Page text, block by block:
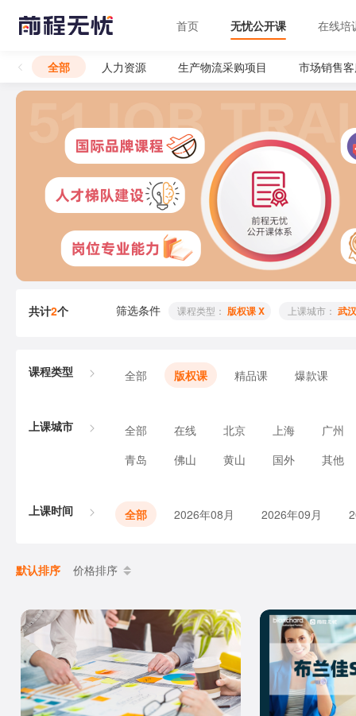
首页 无忧公开课 在线培
全部 人力资源 生产物流采购项目 市场销售
共计2个 筛选条件 课程类型： 版权课 X 上课城市： 武
课程类型 全部 版权课 精品课 爆款课
上课城市 全部 在线 北京 上海
广州
青岛
佛山 黄山 国外 其他
上课时间 全部 2026年08月 2026年09月
默认排序 价格排序